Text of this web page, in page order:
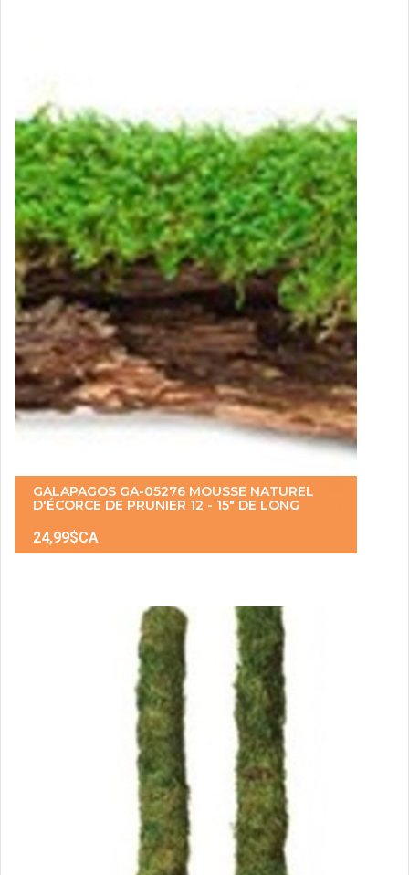
GALAPAGOS GA-05276 MOUSSE NATUREL
D'ÉCORCE DE PRUNIER 12 - 15" DE LONG
24,99$CA